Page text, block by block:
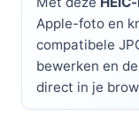
Apple-foto en
compatibele
bewerken en
direct in je